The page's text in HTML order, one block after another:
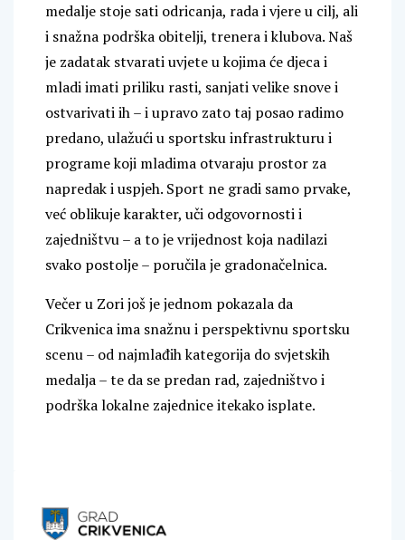
medalje stoje sati odricanja, rada i vjere u cilj, ali
i snažna podrška obitelji, trenera i klubova. Naš
je zadatak stvarati uvjete u kojima će djeca i
mladi imati priliku rasti, sanjati velike snove i
ostvarivati ih – i upravo zato taj posao radimo
predano, ulažući u sportsku infrastrukturu i
programe koji mladima otvaraju prostor za
napredak i uspjeh. Sport ne gradi samo prvake,
već oblikuje karakter, uči odgovornosti i
zajedništvu – a to je vrijednost koja nadilazi
svako postolje – poručila je gradonačelnica.
Večer u Zori još je jednom pokazala da
Crikvenica ima snažnu i perspektivnu sportsku
scenu – od najmlađih kategorija do svjetskih
medalja – te da se predan rad, zajedništvo i
podrška lokalne zajednice itekako isplate.